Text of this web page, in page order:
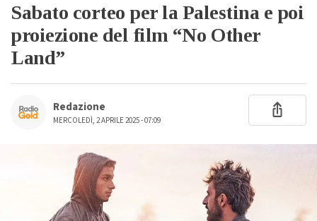
Sabato corteo per la Palestina e poi
proiezione del film “No Other
Land”
Redazione
MERCOLEDÌ, 2 APRILE 2025 - 07:09